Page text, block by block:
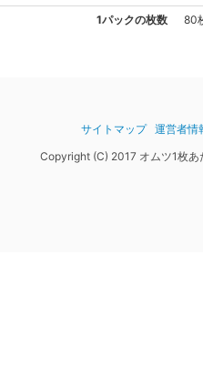
1パックの枚数 80
サイトマップ 運営者情
Copyright (C) 2017 オムツ1枚